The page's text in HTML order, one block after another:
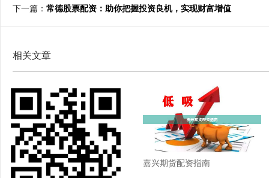
下一篇： 常德股票配资：助你把握投资良机，实现财富增值
相关文章
嘉兴期货配资指南